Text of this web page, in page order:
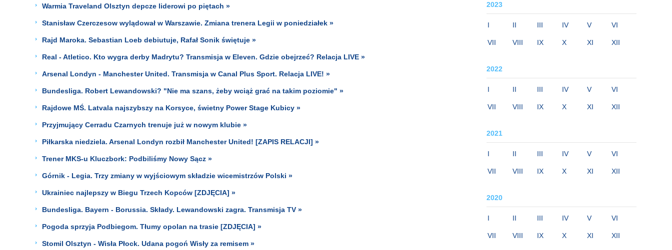
2023
I II III IV V VI
VII VIII IX X XI XII
2022
I II III IV V VI
VII VIII IX X XI XII
2021
I II III IV V VI
VII VIII IX X XI XII
2020
I II III IV V VI
VII VIII IX X XI XII
Warmia Traveland Olsztyn depcze liderowi po piętach »
Stanisław Czerczesow wylądował w Warszawie. Zmiana trenera Legii w poniedziałek »
Rajd Maroka. Sebastian Loeb debiutuje, Rafał Sonik świętuje »
Real - Atletico. Kto wygra derby Madrytu? Transmisja w Eleven. Gdzie obejrzeć? Relacja LIVE »
Arsenal Londyn - Manchester United. Transmisja w Canal Plus Sport. Relacja LIVE! »
Bundesliga. Robert Lewandowski? "Nie ma szans, żeby wciąż grać na takim poziomie" »
Rajdowe MŚ. Latvala najszybszy na Korsyce, świetny Power Stage Kubicy »
Przyjmujący Cerradu Czarnych trenuje już w nowym klubie »
Piłkarska niedziela. Arsenal Londyn rozbił Manchester United! [ZAPIS RELACJI] »
Trener MKS-u Kluczbork: Podbiliśmy Nowy Sącz »
Górnik - Legia. Trzy zmiany w wyjściowym składzie wicemistrzów Polski »
Ukrainiec najlepszy w Biegu Trzech Kopców [ZDJĘCIA] »
Bundesliga. Bayern - Borussia. Składy. Lewandowski zagra. Transmisja TV »
Pogoda sprzyja Podbiegom. Tłumy opolan na trasie [ZDJĘCIA] »
Stomil Olsztyn - Wisła Płock. Udana pogoń Wisły za remisem »